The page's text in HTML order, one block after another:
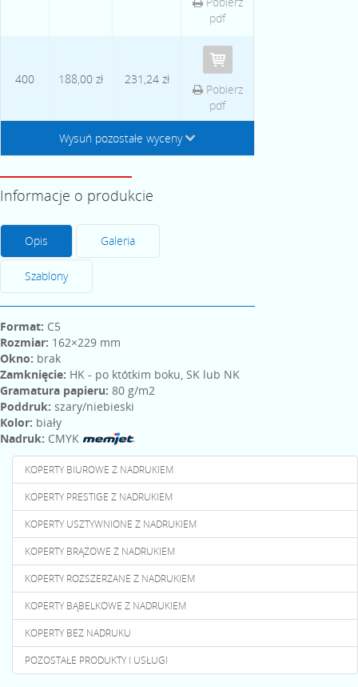
pdf
400 188,00 zł 231,24 zł
Pobierz
pdf
Wysuń pozostałe wyceny↓
Informacje o produkcie
Opis Galeria
Szablony
Format: C5
Rozmiar: 162×229 mm
Okno: brak
Zamknięcie: HK - po któtkim boku, SK lub NK
Gramatura papieru: 80 g/m2
Poddruk: szary/niebieski
Kolor: biały
Nadruk: CMYK
KOPERTY BIUROWE Z NADRUKIEM
KOPERTY PRESTIGE Z NADRUKIEM
KOPERTY USZTYWNIONE Z NADRUKIEM
KOPERTY BRĄZOWE Z NADRUKIEM
KOPERTY ROZSZERZANE Z NADRUKIEM
KOPERTY BĄBELKOWE Z NADRUKIEM
KOPERTY BEZ NADRUKU
POZOSTAŁE PRODUKTY I USŁUGI